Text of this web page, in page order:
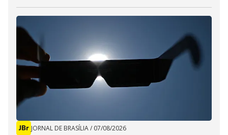
JORNAL DE BRASÍLIA/ 07/08/2026